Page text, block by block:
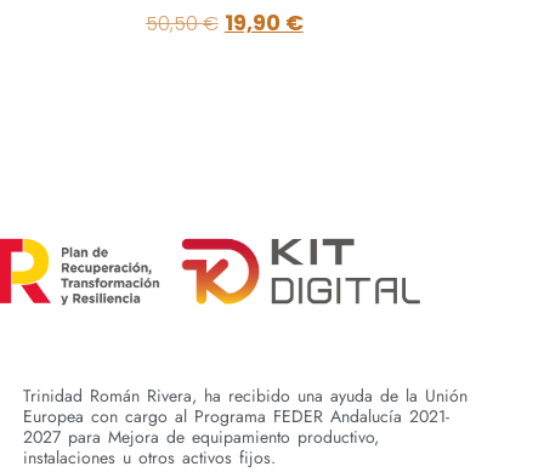
50,50€ 19,90 €
Trinidad Román Rivera, ha recibido una ayuda de la Unión
Europea con cargo al Programa FEDER Andalucía 2021-
2027 para Mejora de equipamiento productivo,
instalaciones u otros activos fijos.